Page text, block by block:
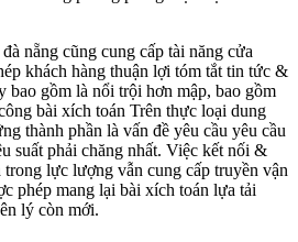
nẵng cũng cung cấp tài năng cửa
khách hàng thuận lợi tóm tắt tin tức &
bao gồm là nổi trội hơn mập, bao gồm
bài xích toán Trên thực loại dung
thành phần là vấn đề yêu cầu yêu cầu
suất phải chăng nhất. Việc kết nối &
lực lượng vẫn cung cấp truyền vận
phép mang lại bài xích toán lựa tải
lý còn mới.